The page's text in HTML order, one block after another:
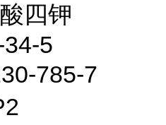
四钾
5
785-7